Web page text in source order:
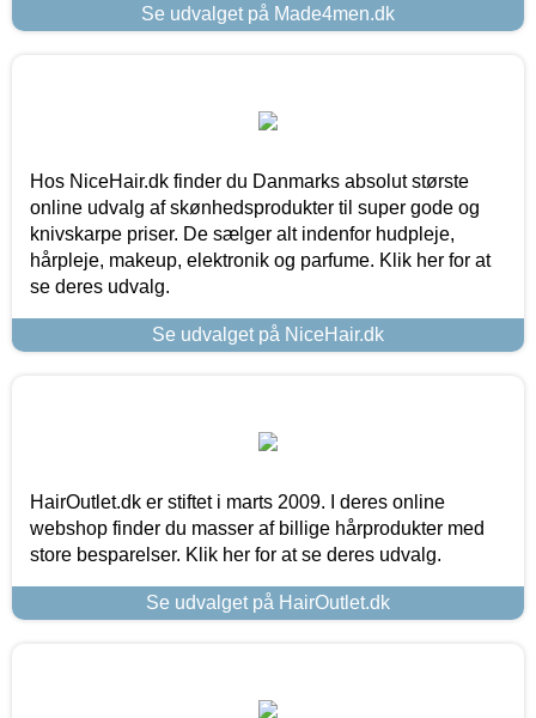
Se udvalget på Made4men.dk
Hos NiceHair.dk finder du Danmarks absolut største
online udvalg af skønhedsprodukter til super gode og
knivskarpe priser. De sælger alt indenfor hudpleje,
hårpleje, makeup, elektronik og parfume. Klik her for at
se deres udvalg.
Se udvalget på NiceHair.dk
HairOutlet.dk er stiftet i marts 2009. I deres online
webshop finder du masser af billige hårprodukter med
store besparelser. Klik her for at se deres udvalg.
Se udvalget på HairOutlet.dk